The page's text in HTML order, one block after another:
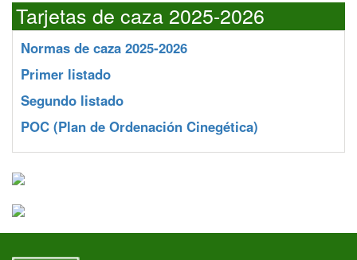
Tarjetas de caza 2025-2026
Normas de caza 2025-2026
Primer listado
Segundo listado
POC (Plan de Ordenación Cinegética)